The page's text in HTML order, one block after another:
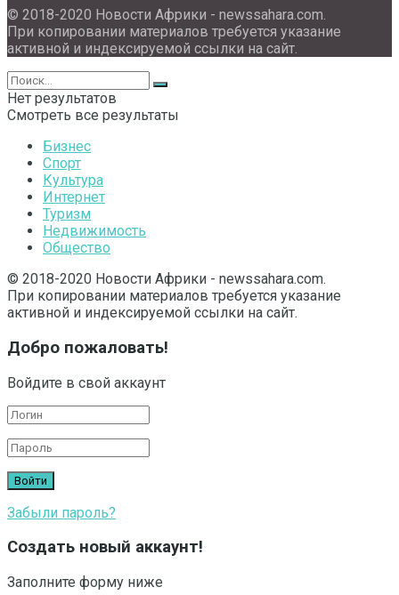
© 2018-2020 Новости Африки - newssahara.com.
При копировании материалов требуется указание
активной и индексируемой ссылки на сайт.
Нет результатов
Смотреть все результаты
Бизнес
Спорт
Культура
Интернет
Туризм
Недвижимость
Общество
© 2018-2020 Новости Африки - newssahara.com.
При копировании материалов требуется указание
активной и индексируемой ссылки на сайт.
Добро пожаловать!
Войдите в свой аккаунт
Забыли пароль?
Создать новый аккаунт!
Заполните форму ниже